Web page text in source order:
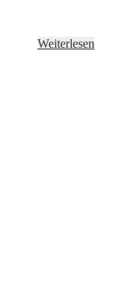
Weiterlesen